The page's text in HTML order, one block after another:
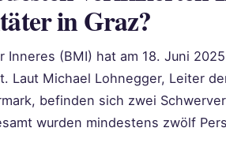
in Graz?
Inneres (BMI) hat am 18. Juni
Laut Michael Lohnegger, Leiter
befinden sich zwei
wurden mindestens zwölf